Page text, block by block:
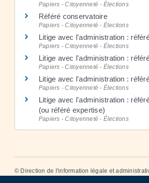
Papiers - Citoyenneté - Élections
Référé conservatoire
Papiers - Citoyenneté - Élections
Litige avec l'administration :
Papiers - Citoyenneté - Élections
Litige avec l'administration :
Papiers - Citoyenneté - Élections
Litige avec l'administration :
Papiers - Citoyenneté - Élections
Litige avec l'administration :
(ou référé expertise)
Papiers - Citoyenneté - Élections
© Direction de l'information légale et